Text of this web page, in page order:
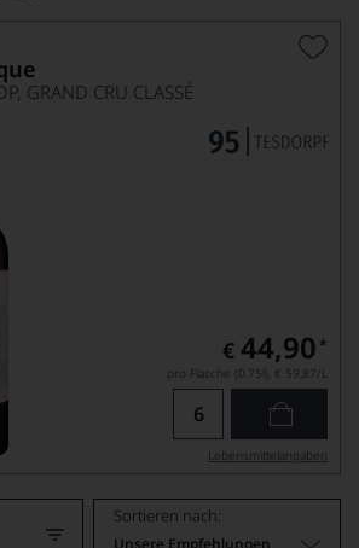
GRAND CRU CLASSÉ
€ 44,90 *
pro Flasche (0.75l), € 59,87/L
Lebensmittel­angaben
Sortieren nach:
Unsere Empfehlungen